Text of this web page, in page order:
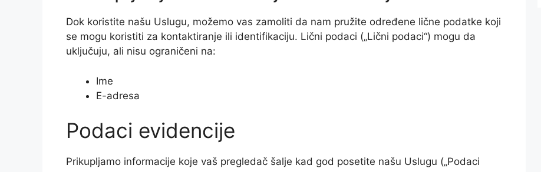
Dok koristite našu Uslugu, možemo vas zamoliti da nam pružite određene lične podatke koji
se mogu koristiti za kontaktiranje ili identifikaciju. Lični podaci („Lični podaci“) mogu da
uključuju, ali nisu ograničeni na:
Ime
E-adresa
Podaci evidencije
Prikupljamo informacije koje vaš pregledač šalje kad god posetite našu Uslugu („Podaci